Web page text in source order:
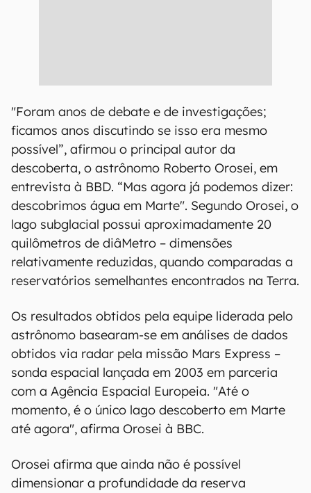
"Foram anos de debate e de investigações;
ficamos anos discutindo se isso era mesmo
possível”, afirmou o principal autor da
descoberta, o astrônomo Roberto Orosei, em
entrevista à BBD. “Mas agora já podemos dizer:
descobrimos água em Marte". Segundo Orosei, o
lago subglacial possui aproximadamente 20
quilômetros de diâMetro – dimensões
relativamente reduzidas, quando comparadas a
reservatórios semelhantes encontrados na Terra.
Os resultados obtidos pela equipe liderada pelo
astrônomo basearam-se em análises de dados
obtidos via radar pela missão Mars Express –
sonda espacial lançada em 2003 em parceria
com a Agência Espacial Europeia. "Até o
momento, é o único lago descoberto em Marte
até agora", afirma Orosei à BBC.
Orosei afirma que ainda não é possível
dimensionar a profundidade da reserva